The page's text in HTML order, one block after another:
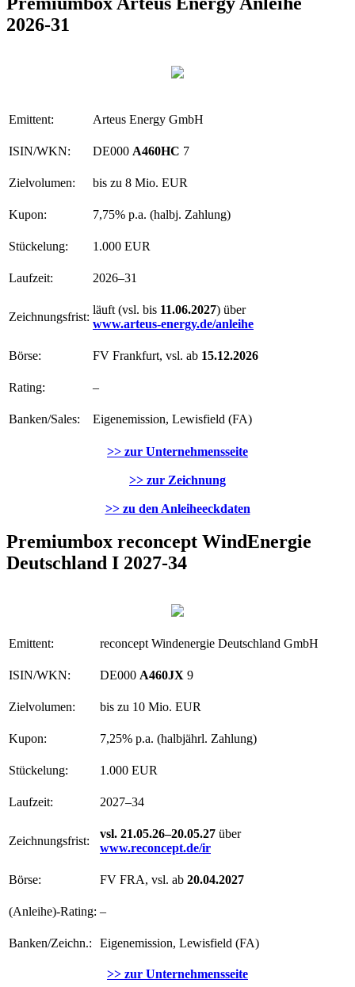
2026-31
Emittent: Arteus Energy GmbH
ISIN/WKN: DE000 A460HC 7
Zielvolumen: bis zu 8 Mio. EUR
Kupon: 7,75% p.a. (halbj. Zahlung)
Stückelung: 1.000 EUR
Laufzeit: 2026–31
Zeichnungsfrist:
läuft (vsl. bis 11.06.2027) über
www.arteus-energy.de/anleihe
Börse: FV Frankfurt, vsl. ab 15.12.2026
Rating: –
Banken/Sales: Eigenemission, Lewisfield (FA)
>> zur Unternehmensseite
>> zur Zeichnung
>> zu den Anleiheeckdaten
Premiumbox reconcept WindEnergie
Deutschland I 2027-34
Emittent: reconcept Windenergie Deutschland GmbH
ISIN/WKN: DE000 A460JX 9
Zielvolumen: bis zu 10 Mio. EUR
Kupon: 7,25% p.a. (halbjährl. Zahlung)
Stückelung: 1.000 EUR
Laufzeit: 2027–34
Zeichnungsfrist:
vsl. 21.05.26–20.05.27 über
www.reconcept.de/ir
Börse: FV FRA, vsl. ab 20.04.2027
(Anleihe)-Rating: –
Banken/Zeichn.: Eigenemission, Lewisfield (FA)
>> zur Unternehmensseite